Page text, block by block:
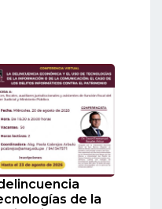
de la